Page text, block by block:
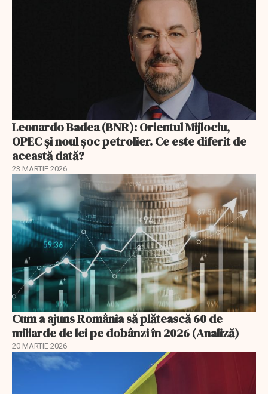
Leonardo Badea (BNR): Orientul Mijlociu,
OPEC și noul șoc petrolier. Ce este diferit de
această dată?
23 MARTIE 2026
Cum a ajuns România să plătească 60 de
miliarde de lei pe dobânzi în 2026 (Analiză)
20 MARTIE 2026